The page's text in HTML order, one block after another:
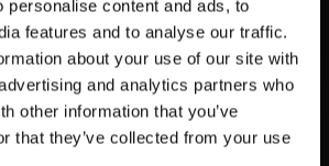
personalise content and ads, to
features and to analyse our traffic.
about your use of our site with
and analytics partners who
other information that you’ve
that they’ve collected from your use
HELYSZÍNVÁLTOZÁSRÓL.
ELÉRHETŐ ANDROID ÉS IOS RENDSZEREKRE AZ
ISMERT HELYEKEN, VAGY IDE KATTINTVA :
ANDROID